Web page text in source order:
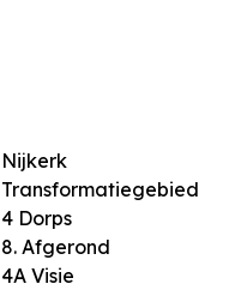
Nijkerk
Transformatiegebied
4 Dorps
8. Afgerond
4A Visie